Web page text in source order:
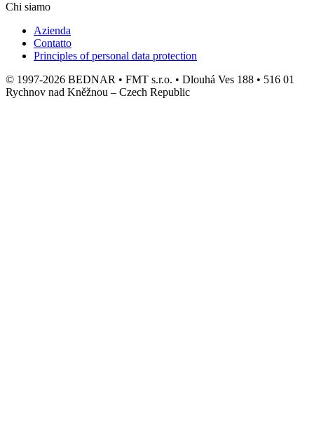
Chi siamo
Azienda
Contatto
Principles of personal data protection
© 1997-2026 BEDNAR • FMT s.r.o. • Dlouhá Ves 188 • 516 01
Rychnov nad Kněžnou – Czech Republic